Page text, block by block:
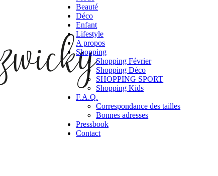
Beauté
Déco
Enfant
Lifestyle
A propos
Shopping
Shopping Février
Shopping Déco
SHOPPING SPORT
Shopping Kids
F.A.Q.
Correspondance des tailles
Bonnes adresses
Pressbook
Contact